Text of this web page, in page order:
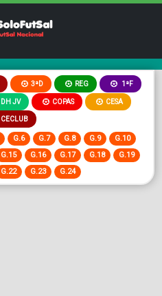
3ªD REG 1ªF
DH JV COPAS CESA
CECLUB
G.6 G.7 G.8 G.9
G.10
G.15 G.16 G.17 G.18
G.19
G.22 G.23 G.24